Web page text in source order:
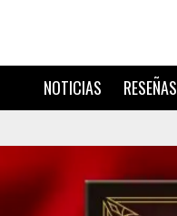
NOTICIAS RESEÑAS